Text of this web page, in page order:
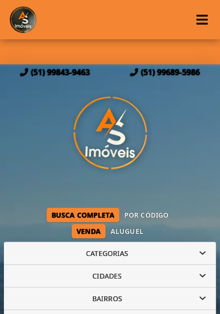
(51) 99843-9463 (51) 99689-5986
VENDA ALUGUEL
BUSCA COMPLETA POR CÓDIGO
CATEGORIAS
CIDADES
BAIRROS